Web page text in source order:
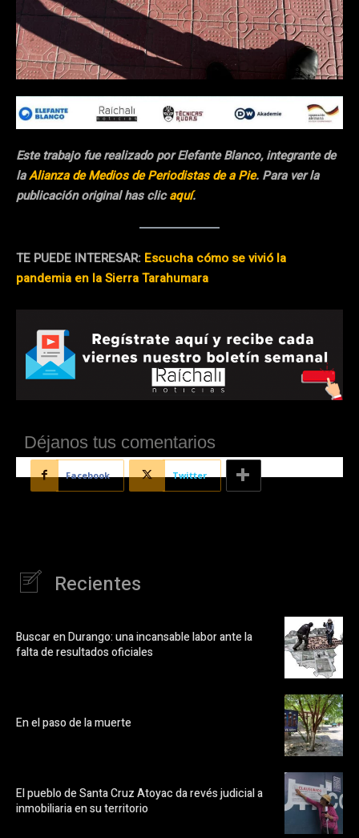
Este trabajo fue realizado por Elefante Blanco, integrante de
laAlianza de Medios de Periodistas de a Pie. Para ver la
publicación original has clicaquí.
TE PUEDE INTERESAR: Escucha cómo se vivió la
pandemia en la Sierra Tarahumara
Déjanos tus comentarios
Facebook Twitter
Recientes
Buscar en Durango: una incansable labor ante la
falta de resultados oficiales
En el paso de la muerte
El pueblo de Santa Cruz Atoyac da revés judicial a
inmobiliaria en su territorio